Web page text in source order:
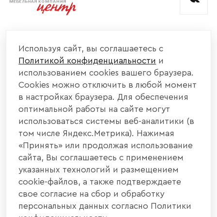
КАТАЛОГ МЕБЕЛИ
ИНФОРМАЦИЯ
НАШИ КОНТАКТЫ
+7 800 700 20 58
440004, г. Пенза, ул. Рябова, д. 31
info@interier-center.ru
Используя сайт, вы соглашаетесь с
Политикой конфиденциальности и
использованием cookies вашего браузера.
Cookies можно отключить в любой момент
в настройках браузера. Для обеспечения
оптимальной работы на сайте могут
использоваться системы веб-аналитики (в
том числе Яндекс.Метрика). Нажимая
«Принять» или продолжая использование
сайта, Вы соглашаетесь с применением
указанных технологий и размещением
cookie-файлов, а также подтверждаете
свое согласие на сбор и обработку
персональных данных согласно Политики